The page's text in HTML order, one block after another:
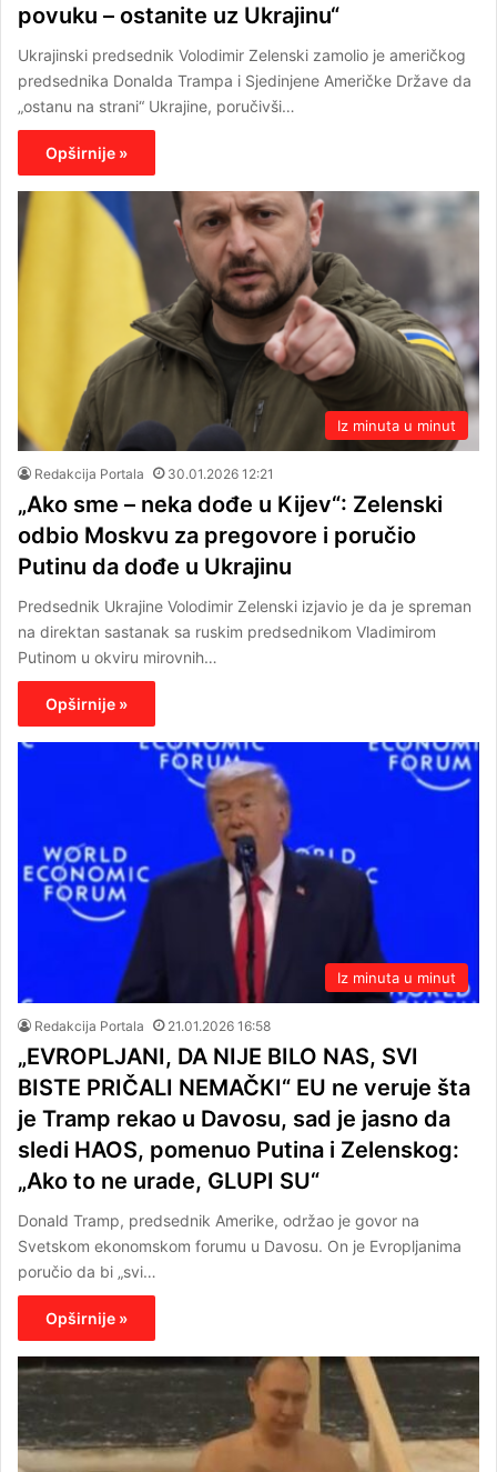
povuku – ostanite uz Ukrajinu“
Ukrajinski predsednik Volodimir Zelenski zamolio je američkog
predsednika Donalda Trampa i Sjedinjene Američke Države da
„ostanu na strani“ Ukrajine, poručivši…
Opširnije »
Iz minuta u minut
Redakcija Portala 30.01.2026 12:21
„Ako sme – neka dođe u Kijev“: Zelenski
odbio Moskvu za pregovore i poručio
Putinu da dođe u Ukrajinu
Predsednik Ukrajine Volodimir Zelenski izjavio je da je spreman
na direktan sastanak sa ruskim predsednikom Vladimirom
Putinom u okviru mirovnih…
Opširnije »
Iz minuta u minut
Redakcija Portala 21.01.2026 16:58
„EVROPLJANI, DA NIJE BILO NAS, SVI
BISTE PRIČALI NEMAČKI“ EU ne veruje šta
je Tramp rekao u Davosu, sad je jasno da
sledi HAOS, pomenuo Putina i Zelenskog:
„Ako to ne urade, GLUPI SU“
Donald Tramp, predsednik Amerike, održao je govor na
Svetskom ekonomskom forumu u Davosu. On je Evropljanima
poručio da bi „svi…
Opširnije »